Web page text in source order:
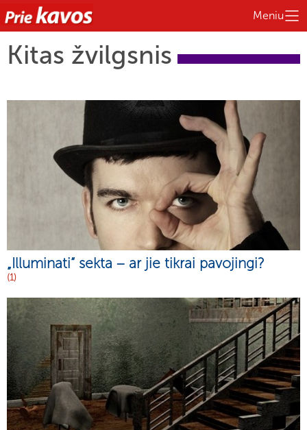
Meniu
Kitas žvilgsnis
„Illuminati“ sekta – ar jie tikrai pavojingi?
(1)